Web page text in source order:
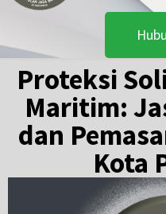
Proteksi
Maritim:
dan
Kota